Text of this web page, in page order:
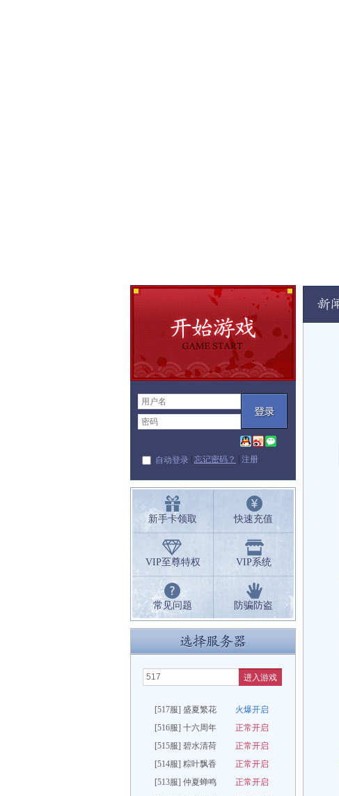
自动登录 | 忘记密码？ | 注册
新手卡领取 快速充值
VIP至尊特权 VIP系统
常见问题 防骗防盗
进入游戏
[517服] 盛夏繁花
火爆开启
[516服] 十六周年
正常开启
[515服] 碧水清荷
正常开启
[514服] 粽叶飘香
正常开启
[513服] 仲夏蝉鸣
正常开启